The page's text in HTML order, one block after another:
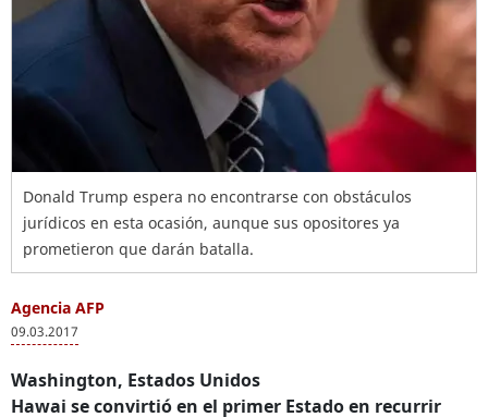
Donald Trump espera no encontrarse con obstáculos
jurídicos en esta ocasión, aunque sus opositores ya
prometieron que darán batalla.
Agencia AFP
09.03.2017
Washington, Estados Unidos
Hawai se convirtió en el primer Estado en recurrir